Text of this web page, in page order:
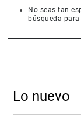
No seas tan
búsqueda
Lo nuevo